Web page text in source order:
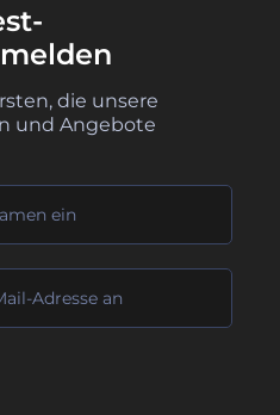
die unsere
und Angebote